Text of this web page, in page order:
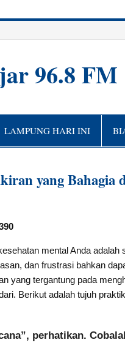
96.8 FM
LAMPUNG HARI INI
yang Bahagia
mental Anda
dan frustrasi bahkan
yang tergantung pada
Berikut adalah tujuh
perhatikan.